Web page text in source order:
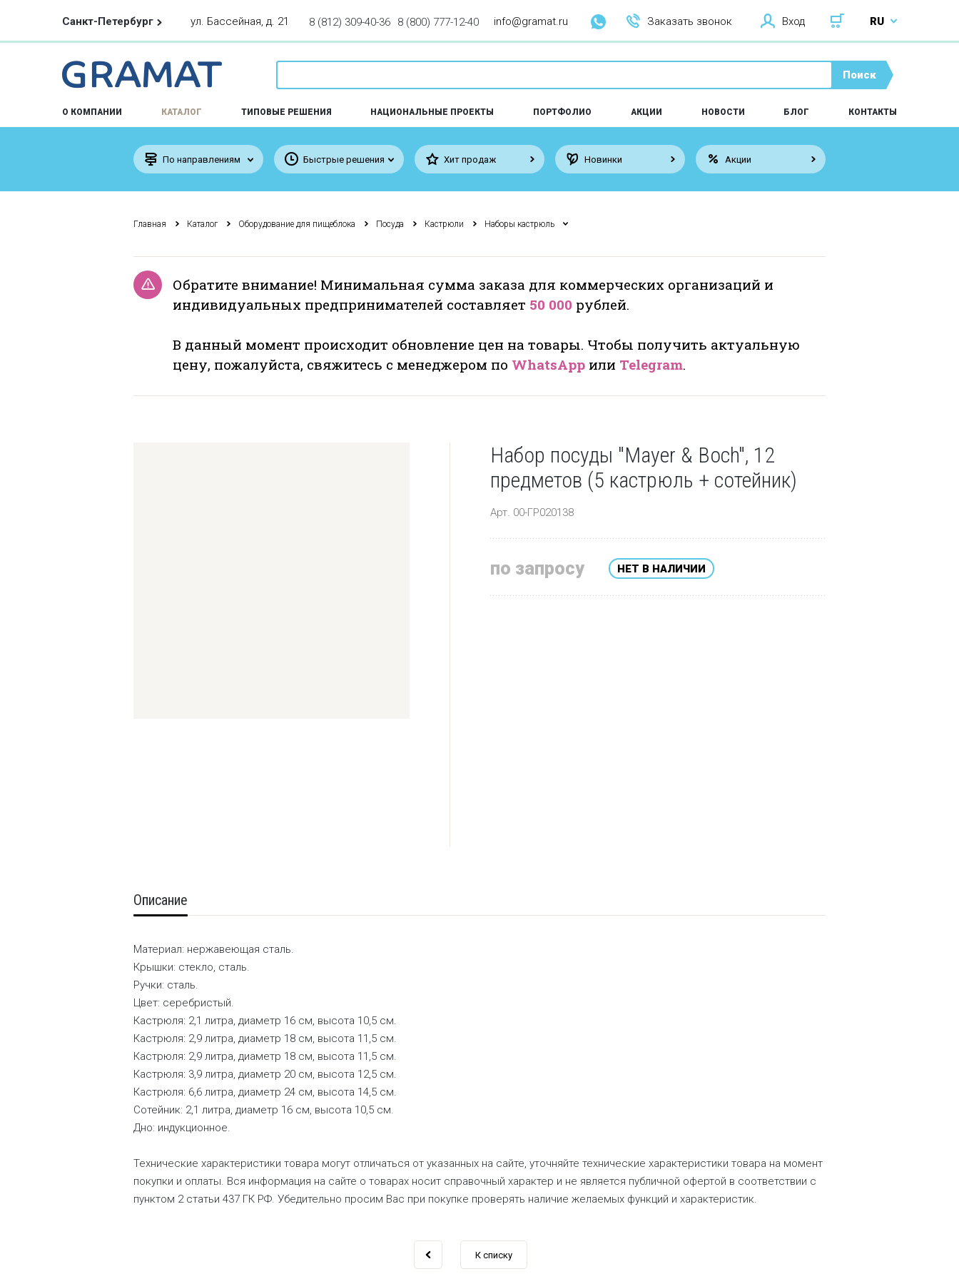
Санкт-Петербург ул. Бассейная, д. 21 8 (812) 309-40-36 8 (800) 777-12-40 info@gramat.ru Заказать звонок Вход RU
Поиск
О КОМПАНИИ КАТАЛОГ ТИПОВЫЕ РЕШЕНИЯ НАЦИОНАЛЬНЫЕ ПРОЕКТЫ ПОРТФОЛИО АКЦИИ НОВОСТИ БЛОГ КОНТАКТЫ
По направлениям Быстрые решения Хит продаж Новинки Акции
Главная Каталог Оборудование для пищеблока Посуда Кастрюли Наборы кастрюль
Обратите внимание! Минимальная сумма заказа для коммерческих организаций и
индивидуальных предпринимателей составляет 50 000 рублей.
В данный момент происходит обновление цен на товары. Чтобы получить актуальную
цену, пожалуйста, свяжитесь с менеджером по WhatsApp или Telegram.
Набор посуды "Mayer & Boch", 12
предметов (5 кастрюль + сотейник)
Арт. 00-ГР020138
по запросу НЕТ В НАЛИЧИИ
Описание
Материал: нержавеющая сталь.
Крышки: стекло, сталь.
Ручки: сталь.
Цвет: серебристый.
Кастрюля: 2,1 литра, диаметр 16 см, высота 10,5 см.
Кастрюля: 2,9 литра, диаметр 18 см, высота 11,5 см.
Кастрюля: 2,9 литра, диаметр 18 см, высота 11,5 см.
Кастрюля: 3,9 литра, диаметр 20 см, высота 12,5 см.
Кастрюля: 6,6 литра, диаметр 24 см, высота 14,5 см.
Сотейник: 2,1 литра, диаметр 16 см, высота 10,5 см.
Дно: индукционное.
Технические характеристики товара могут отличаться от указанных на сайте, уточняйте технические характеристики товара на момент
покупки и оплаты. Вся информация на сайте о товарах носит справочный характер и не является публичной офертой в соответствии с
пунктом 2 статьи 437 ГК РФ. Убедительно просим Вас при покупке проверять наличие желаемых функций и характеристик.
К списку